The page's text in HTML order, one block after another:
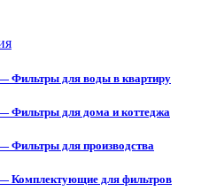
Фильтры для воды в квартиру
Фильтры для дома и коттеджа
Фильтры для производства
Комплектующие для фильтров